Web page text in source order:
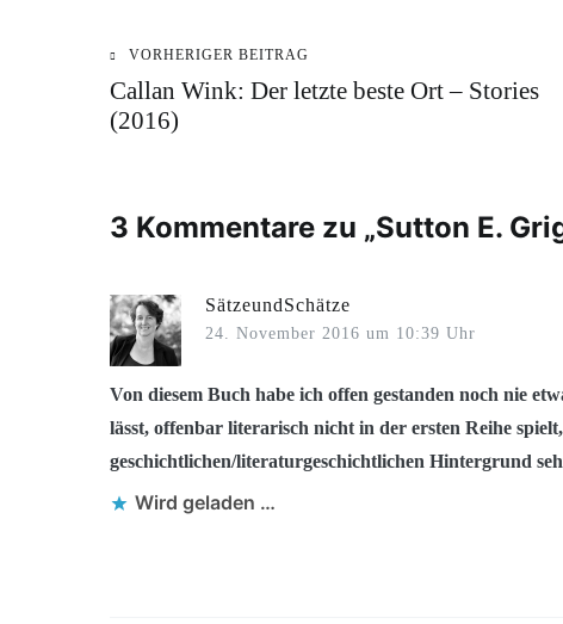
Beitragsnavigation
VORHERIGER BEITRAG
Callan Wink: Der letzte beste Ort – Stories
(2016)
3 Kommentare zu „Sutton E.
SätzeundSchätze
24. November 2016 um 10:39 Uhr
Von diesem Buch habe ich offen gestanden noch nie
lässt, offenbar literarisch nicht in der ersten Reihe
geschichtlichen/literaturgeschichtlichen Hintergrund
Wird geladen …